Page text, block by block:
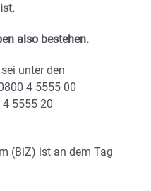
also bestehen.
unter den
4 5555 00
5555 20
(BiZ) ist an dem Tag